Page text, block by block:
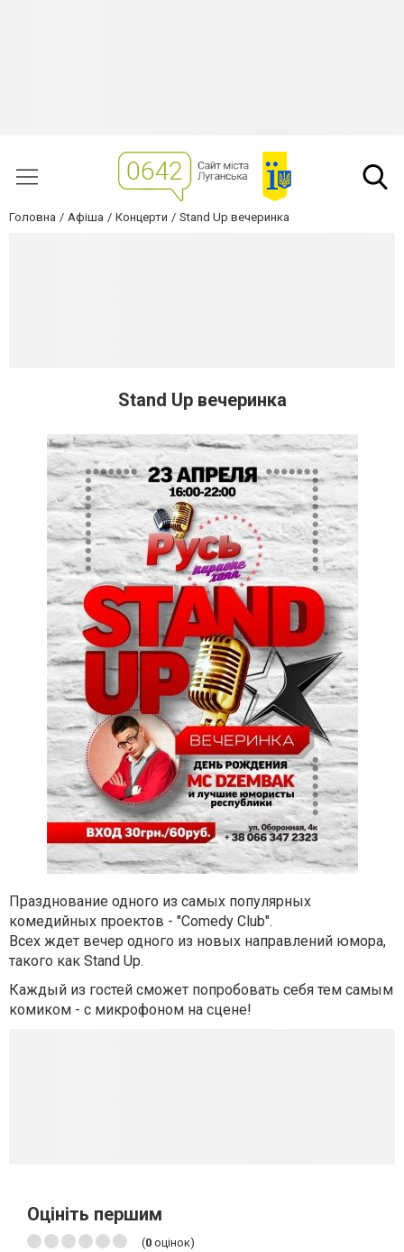
Головна Афіша Концерти Stand Up вечеринка
Stand Up вечеринка
Празднование одного из самых популярных
комедийных проектов - "Comedy Club".
Всех ждет вечер одного из новых направлений юмора,
такого как Stand Up.
Каждый из гостей сможет попробовать себя тем самым
комиком - с микрофоном на сцене!
Оцініть першим
(0 оцінок)